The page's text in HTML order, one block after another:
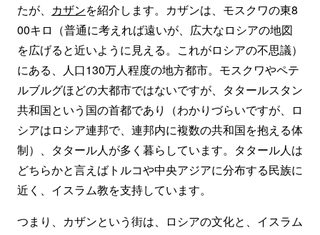
たが、 カザンを紹介します。カザンは、モスクワの東8
00キロ（普通に考えれば遠いが、広大なロシアの地図
を広げると近いように見える。これがロシアの不思議）
にある、人口130万人程度の地方都市。モスクワやペテ
ルブルグほどの大都市ではないですが、タタールスタン
共和国という国の首都であり（わかりづらいですが、ロ
シアはロシア連邦で、連邦内に複数の共和国を抱える体
制）、タタール人が多く暮らしています。タタール人は
どちらかと言えばトルコや中央アジアに分布する民族に
近く、イスラム教を支持しています。
つまり、カザンという街は、ロシアの文化と、イスラム